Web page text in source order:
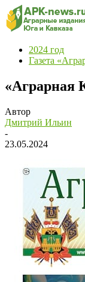
2024 год
Газета
«Аграрная
Автор
Дмитрий Ильин
-
23.05.2024